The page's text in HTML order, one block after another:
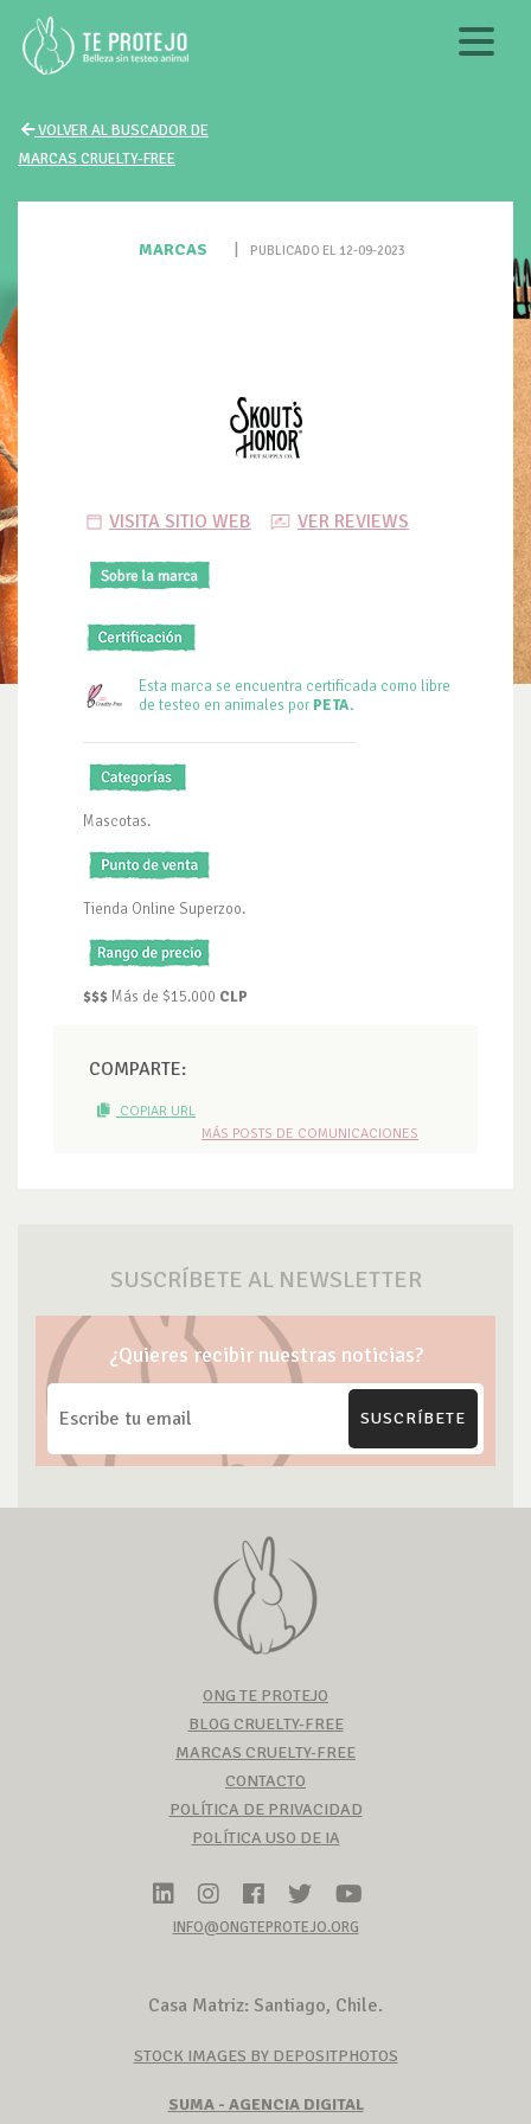
VOLVER AL BUSCADOR DE
MARCAS CRUELTY-FREE
MARCAS PUBLICADO EL 12-09-2023
VISITA SITIO WEB VER REVIEWS
Esta marca se encuentra certificada como libre
de testeo en animales porPETA.
Mascotas.
Tienda Online Superzoo.
$$$ Más de $15.000 CLP
COMPARTE:
COPIAR URL
MÁS POSTS DE COMUNICACIONES
SUSCRÍBETE AL NEWSLETTER
¿Quieres recibir nuestras noticias?
SUSCRÍBETE
ONG TE PROTEJO
BLOG CRUELTY-FREE
MARCAS CRUELTY-FREE
CONTACTO
POLÍTICA DE PRIVACIDAD
POLÍTICA USO DE IA
INFO@ONGTEPROTEJO.ORG
Casa Matriz: Santiago, Chile.
STOCK IMAGES BY DEPOSITPHOTOS
SUMA - AGENCIA DIGITAL